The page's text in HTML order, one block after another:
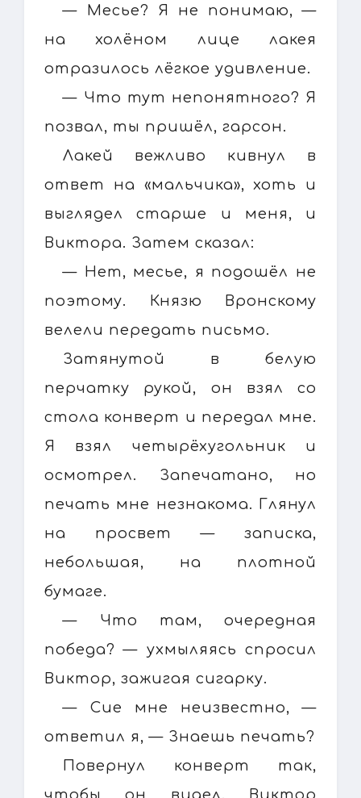
— Месье? Я не понимаю, —
на холёном лице лакея
отразилось лёгкое удивление.
— Что тут непонятного? Я
позвал, ты пришёл, гарсон.
Лакей вежливо кивнул в
ответ на «мальчика», хоть и
выглядел старше и меня, и
Виктора. Затем сказал:
— Нет, месье, я подошёл не
поэтому. Князю Вронскому
велели передать письмо.
Затянутой в белую
перчатку рукой, он взял со
стола конверт и передал мне.
Я взял четырёхугольник и
осмотрел. Запечатано, но
печать мне незнакома. Глянул
на просвет — записка,
небольшая, на плотной
бумаге.
— Что там, очередная
победа? — ухмыляясь спросил
Виктор, зажигая сигарку.
— Сие мне неизвестно, —
ответил я, — Знаешь печать?
Повернул конверт так,
чтобы он видел. Виктор